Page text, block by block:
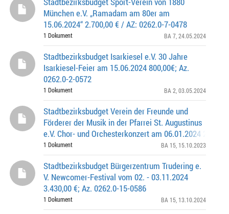
München e.V. „Ramadam am 80er am
15.06.2024“ 2.700,00 € / AZ: 0262.0-7-0478
1 Dokument BA 7 , 24.05.2024
Stadtbezirksbudget Isarkiesel e.V. 30 Jahre
Isarkiesel-Feier am 15.06.2024 800,00€; Az.
0262.0-2-0572
1 Dokument BA 2 , 03.05.2024
Stadtbezirksbudget Verein der Freunde und
Förderer der Musik in der Pfarrei St. Augustinus
e.V. Chor- und Orchesterkonzert am 06.01.2024
0262.0-15-0506
1 Dokument BA 15 , 15.10.2023
Stadtbezirksbudget Bürgerzentrum Trudering e.
V. Newcomer-Festival vom 02. - 03.11.2024
3.430,00 €; Az. 0262.0-15-0586
1 Dokument BA 15 , 13.10.2024